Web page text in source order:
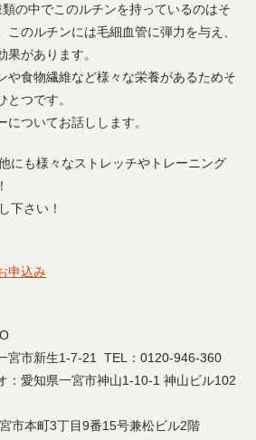
の中でこのルチンを持っているのはそ
このルチンには毛細血管に弾力を与え、
果があります。
や食物繊維など様々な栄養があるためそ
つです。
ついてお話しします。
にも様々なストレッチやトレーニング
下さい！
申込み
宮市新生1-7-21 TEL：0120-946-360
：愛知県一宮市神山1-10-1 神山ビル102
市本町3丁目9番15号兼松ビル2階